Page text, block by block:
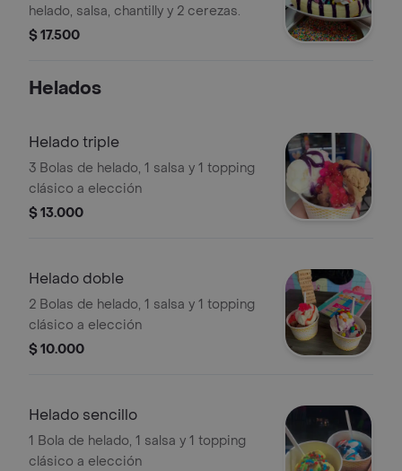
helado, salsa, chantilly y 2 cerezas.
$ 17.500
Helados
Helado triple
3 Bolas de helado, 1 salsa y 1 topping
clásico a elección
$ 13.000
Helado doble
2 Bolas de helado, 1 salsa y 1 topping
clásico a elección
$ 10.000
Helado sencillo
1 Bola de helado, 1 salsa y 1 topping
clásico a elección